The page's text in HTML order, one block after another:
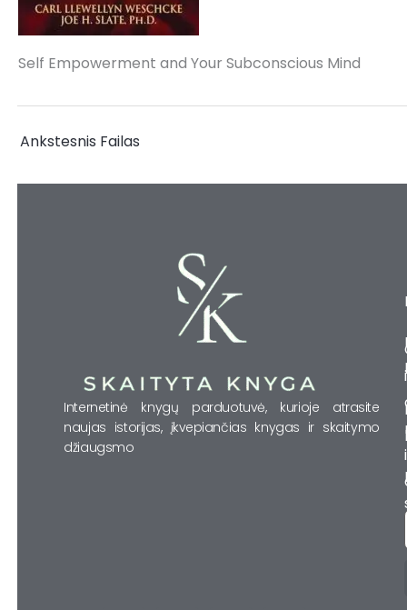
Self Empowerment and Your Subconscious Mind
Ankstesnis Failas
Internetinė knygų parduotuvė, kurioje atrasite
naujas istorijas, įkvepiančias knygas ir skaitymo
džiaugsmo